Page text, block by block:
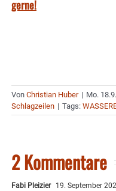
gerne!
Von Christian Huber | Mo.
Schlagzeilen | Tags:
2 Kommentare
Fabi Pleizier 19. September